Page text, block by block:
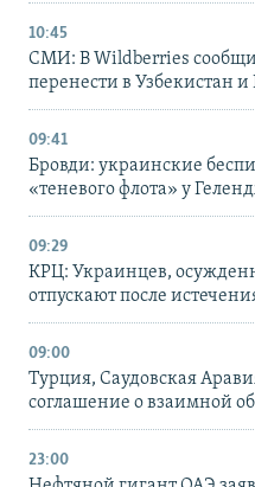
10:45
СМИ: В Wildberries
перенести в Узбекистан и
09:41
Бровди: украинские
«теневого флота» у
09:29
КРЦ: Украинцев,
отпускают после
09:00
Турция, Саудовская
соглашение о взаимной
23:00